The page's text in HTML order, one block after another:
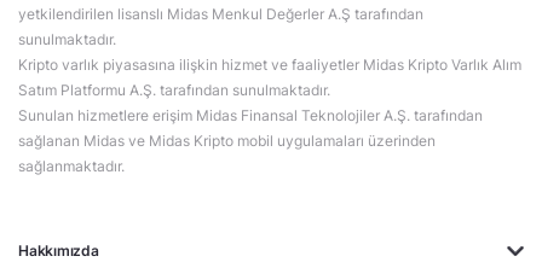
Hakkımızda
yetkilendirilen lisanslı Midas Menkul Değerler A.Ş tarafından
sunulmaktadır.
Kripto varlık piyasasına ilişkin hizmet ve faaliyetler Midas Kripto Varlık Alım
Satım Platformu A.Ş. tarafından sunulmaktadır.
Sunulan hizmetlere erişim Midas Finansal Teknolojiler A.Ş. tarafından
sağlanan Midas ve Midas Kripto mobil uygulamaları üzerinden
sağlanmaktadır.